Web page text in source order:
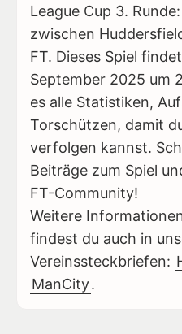
League Cup 3.
zwischen
FT. Dieses Spiel
September 2025 um
es alle Statistiken,
Torschützen, damit
verfolgen kannst.
Beiträge zum Spiel
FT-Community!
Weitere
findest du auch in
Vereinssteckbriefen:
ManCity.